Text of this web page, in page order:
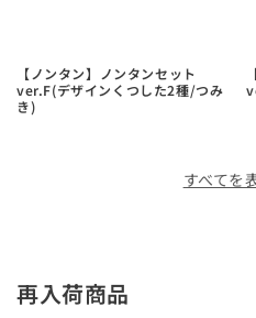
【ノンタン】ノンタンセット
ver.F(デザインくつした2種/つみ
き)
すべてを
再入荷商品